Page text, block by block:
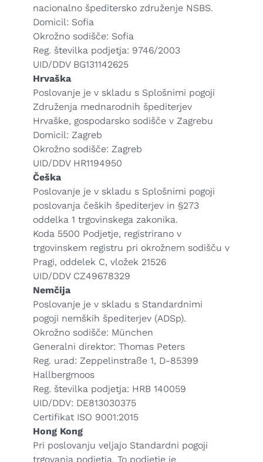
nacionalno špeditersko združenje NSBS.
Domicil: Sofia
Okrožno sodišče: Sofia
Reg. številka podjetja: 9746/2003
UID/DDV BG131142625
Hrvaška
Poslovanje je v skladu s Splošnimi pogoji
Združenja mednarodnih špediterjev
Hrvaške, gospodarsko sodišče v Zagrebu
Domicil: Zagreb
Okrožno sodišče: Zagreb
UID/DDV HR1194950
Češka
Poslovanje je v skladu s Splošnimi pogoji
poslovanja čeških špediterjev in §273
oddelka 1 trgovinskega zakonika.
Koda 5500 Podjetje, registrirano v
trgovinskem registru pri okrožnem sodišču v
Pragi, oddelek C, vložek 21526
UID/DDV CZ49678329
Nemčija
Poslovanje je v skladu s Standardnimi
pogoji nemških špediterjev (ADSp).
Okrožno sodišče: München
Generalni direktor: Thomas Peters
Reg. urad: Zeppelinstraße 1, D-85399
Hallbergmoos
Reg. številka podjetja: HRB 140059
UID/DDV: DE813030375
Certifikat ISO 9001:2015
Hong Kong
Pri poslovanju veljajo Standardni pogoji
trgovanja podjetja. To podjetje je